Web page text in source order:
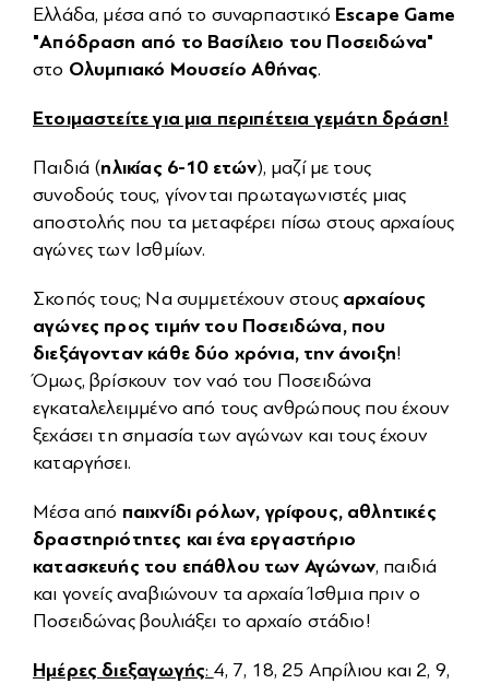
Ελλάδα, μέσα από το συναρπαστικό Escape Game
"Απόδραση από το Βασίλειο του Ποσειδώνα"
στο Ολυμπιακό Μουσείο Αθήνας.
Ετοιμαστείτε για μια περιπέτεια γεμάτη δράση!
Παιδιά (ηλικίας 6-10 ετών), μαζί με τους
συνοδούς τους, γίνονται πρωταγωνιστές μιας
αποστολής που τα μεταφέρει πίσω στους αρχαίους
αγώνες των Ισθμίων.
Σκοπός τους; Να συμμετέχουν στους αρχαίους
αγώνες προς τιμήν του Ποσειδώνα, που
διεξάγονταν κάθε δύο χρόνια, την άνοιξη!
Όμως, βρίσκουν τον ναό του Ποσειδώνα
εγκαταλελειμμένο από τους ανθρώπους που έχουν
ξεχάσει τη σημασία των αγώνων και τους έχουν
καταργήσει.
Μέσα από παιχνίδι ρόλων, γρίφους, αθλητικές
δραστηριότητες και ένα εργαστήριο
κατασκευής του επάθλου των Αγώνων, παιδιά
και γονείς αναβιώνουν τα αρχαία Ίσθμια πριν ο
Ποσειδώνας βουλιάξει το αρχαίο στάδιο!
Ημέρες διεξαγωγής: 4, 7, 18, 25 Απρίλιου και 2, 9,